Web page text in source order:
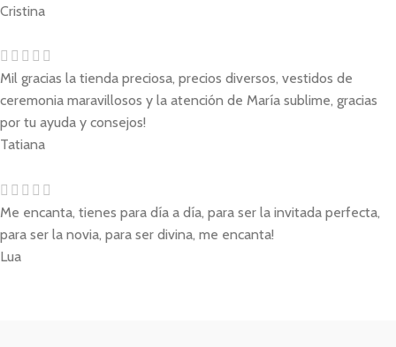
Cristina
Mil gracias la tienda preciosa, precios diversos, vestidos de
ceremonia maravillosos y la atención de María sublime, gracias
por tu ayuda y consejos!
Tatiana
Me encanta, tienes para día a día, para ser la invitada perfecta,
para ser la novia, para ser divina, me encanta!
Lua